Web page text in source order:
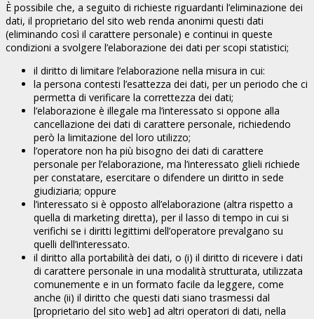
È possibile che, a seguito di richieste riguardanti l’eliminazione dei
dati, il proprietario del sito web renda anonimi questi dati
(eliminando così il carattere personale) e continui in queste
condizioni a svolgere l’elaborazione dei dati per scopi statistici;
il diritto di limitare l’elaborazione nella misura in cui:
la persona contesti l’esattezza dei dati, per un periodo che ci
permetta di verificare la correttezza dei dati;
l’elaborazione è illegale ma l’interessato si oppone alla
cancellazione dei dati di carattere personale, richiedendo
però la limitazione del loro utilizzo;
l’operatore non ha più bisogno dei dati di carattere
personale per l’elaborazione, ma l’interessato glieli richiede
per constatare, esercitare o difendere un diritto in sede
giudiziaria; oppure
l’interessato si è opposto all’elaborazione (altra rispetto a
quella di marketing diretta), per il lasso di tempo in cui si
verifichi se i diritti legittimi dell’operatore prevalgano su
quelli dell’interessato.
il diritto alla portabilità dei dati, o (i) il diritto di ricevere i dati
di carattere personale in una modalità strutturata, utilizzata
comunemente e in un formato facile da leggere, come
anche (ii) il diritto che questi dati siano trasmessi dal
[proprietario del sito web] ad altri operatori di dati, nella